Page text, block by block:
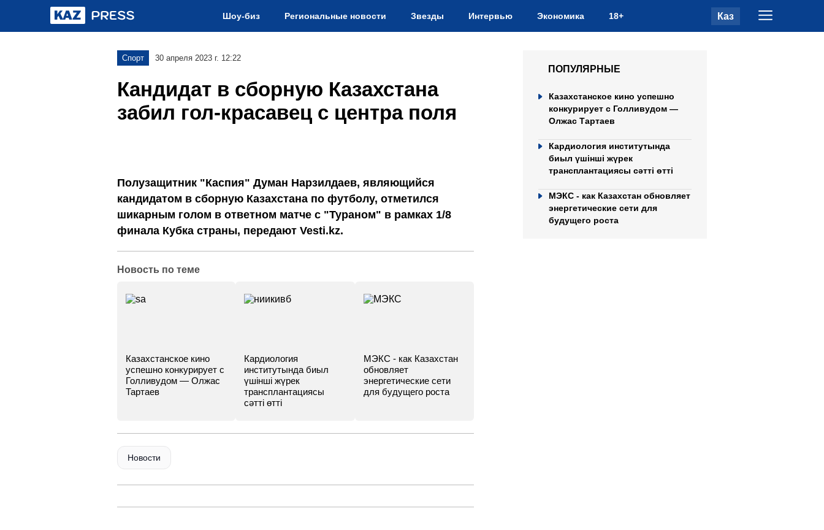
Шоу-биз Региональные новости Звезды Интервью Экономика 18+ Каз
Спорт 30 апреля 2023 г. 12:22
Кандидат в сборную Казахстана
забил гол-красавец с центра поля
Полузащитник "Каспия" Думан Нарзилдаев, являющийся
кандидатом в сборную Казахстана по футболу, отметился
шикарным голом в ответном матче с "Тураном" в рамках 1/8
финала Кубка страны, передают Vesti.kz.
Новость по теме
Казахстанское кино
успешно конкурирует с
Голливудом — Олжас
Тартаев
Кардиология
институтында биыл
үшінші жүрек
трансплантациясы
сәтті өтті
МЭКС - как Казахстан
обновляет
энергетические сети
для будущего роста
Новости
ПОПУЛЯРНЫЕ
Казахстанское кино успешно
конкурирует с Голливудом —
Олжас Тартаев
Кардиология институтында
биыл үшінші жүрек
трансплантациясы сәтті өтті
МЭКС - как Казахстан обновляет
энергетические сети для
будущего роста